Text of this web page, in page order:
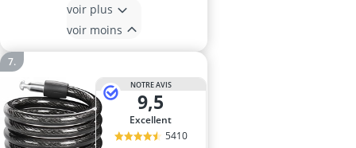
voir plus
voir moins
NOTRE AVIS
9,5
Excellent
5410